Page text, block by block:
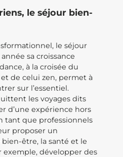
le séjour bien-
le séjour
sa croissance
à la croisée du
de celui zen, permet à
sur l’essentiel.
les voyages dits
d’une expérience hors
tant que professionnels
proposer un
être, la santé et le
exemple, développer des